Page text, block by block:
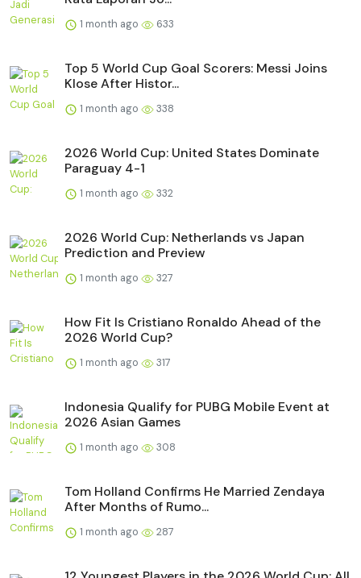
1 month ago 633
Top 5 World Cup Goal Scorers: Messi Joins
Klose After Histor...
1 month ago 338
2026 World Cup: United States Dominate
Paraguay 4-1
1 month ago 332
2026 World Cup: Netherlands vs Japan
Prediction and Preview
1 month ago 327
How Fit Is Cristiano Ronaldo Ahead of the
2026 World Cup?
1 month ago 317
Indonesia Qualify for PUBG Mobile Event at
2026 Asian Games
1 month ago 308
Tom Holland Confirms He Married Zendaya
After Months of Rumo...
1 month ago 287